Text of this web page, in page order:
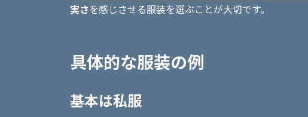
実さを感じさせる服装を選ぶことが大切です。
具体的な服装の例
基本は私服